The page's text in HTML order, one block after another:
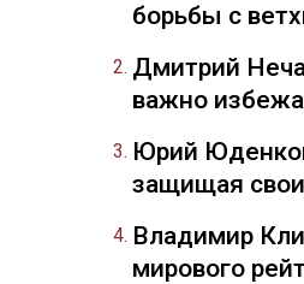
борьбы с
Дмитрий
важно
Юрий
защищая свои
Владимир
мирового